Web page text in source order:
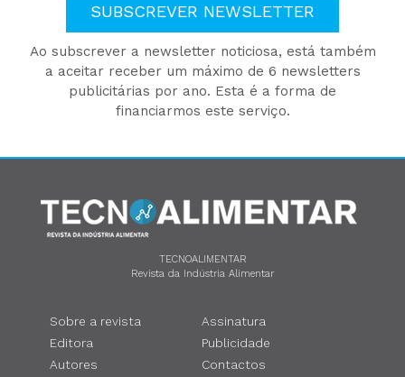
SUBSCREVER NEWSLETTER
Ao subscrever a newsletter noticiosa, está também
a aceitar receber um máximo de 6 newsletters
publicitárias por ano. Esta é a forma de
financiarmos este serviço.
TECNOALIMENTAR
Revista da Indústria Alimentar
Sobre a revista
Editora
Autores
Assinatura
Publicidade
Contactos